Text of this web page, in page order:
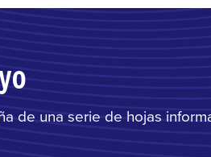
de una serie de hojas